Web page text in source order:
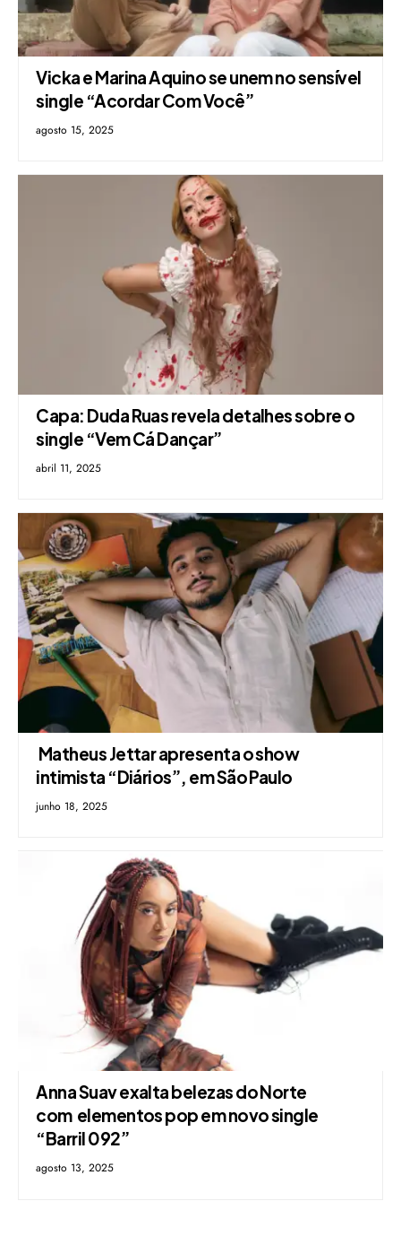
Vicka e Marina Aquino se unem no sensível
single “Acordar Com Você”
agosto 15, 2025
Capa: Duda Ruas revela detalhes sobre o
single “Vem Cá Dançar”
abril 11, 2025
Matheus Jettar apresenta o show
intimista “Diários”, em São Paulo
junho 18, 2025
Anna Suav exalta belezas do Norte
com elementos pop em novo single
“Barril 092”
agosto 13, 2025